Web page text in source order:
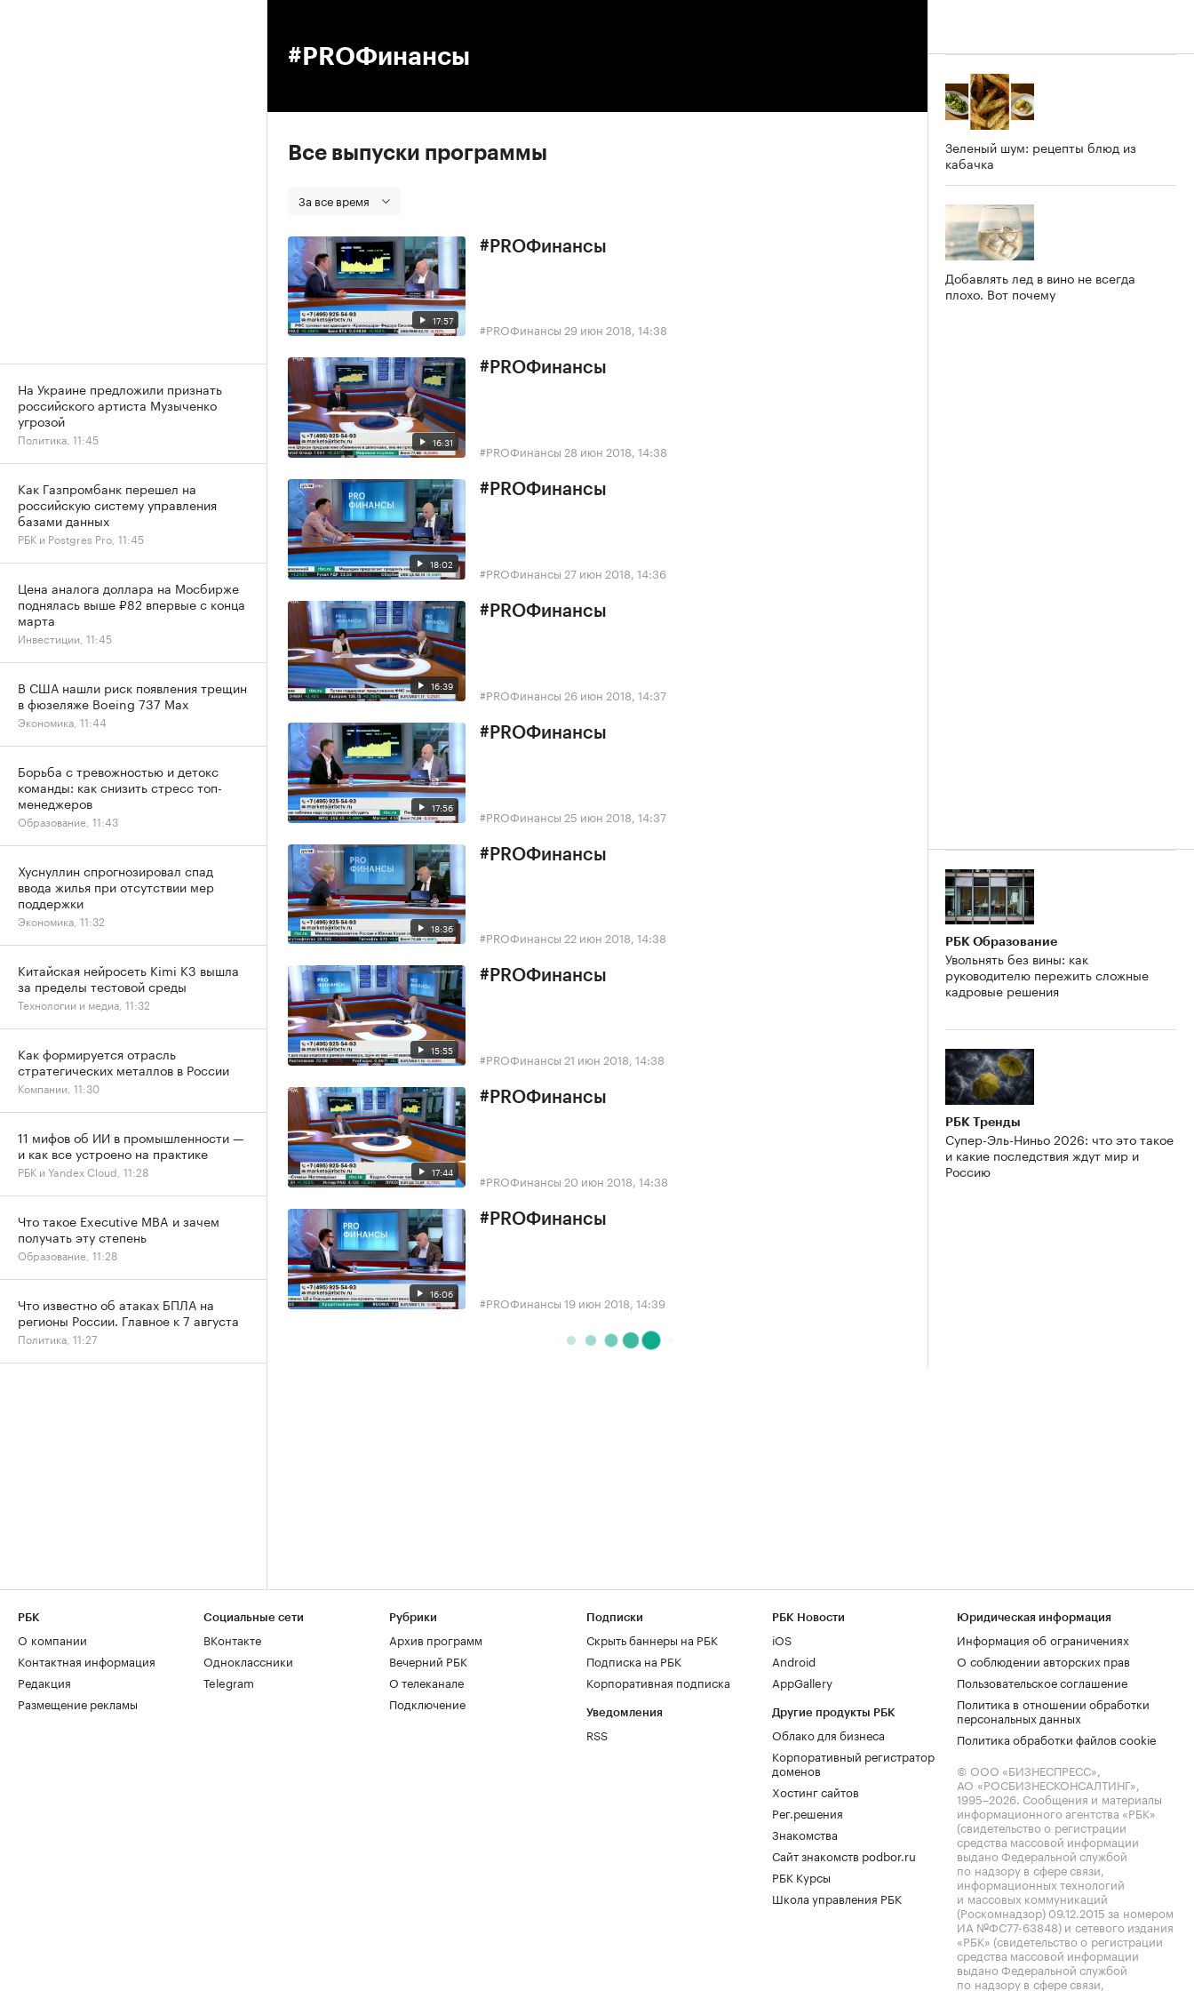
#PROФинансы
Все выпуски программы
За все время
17:57
#PROФинансы
#PROФинансы 29 июн 2018, 14:38
16:31
#PROФинансы
#PROФинансы 28 июн 2018, 14:38
18:02
#PROФинансы
#PROФинансы 27 июн 2018, 14:36
16:39
#PROФинансы
#PROФинансы 26 июн 2018, 14:37
17:56
#PROФинансы
#PROФинансы 25 июн 2018, 14:37
18:36
#PROФинансы
#PROФинансы 22 июн 2018, 14:38
15:55
#PROФинансы
#PROФинансы 21 июн 2018, 14:38
17:44
#PROФинансы
#PROФинансы 20 июн 2018, 14:38
16:06
#PROФинансы
#PROФинансы 19 июн 2018, 14:39
Зеленый шум: рецепты блюд из
кабачка
Добавлять лед в вино не всегда
плохо. Вот почему
РБК Образование
Увольнять без вины: как
руководителю пережить сложные
кадровые решения
РБК Тренды
Супер-Эль-Ниньо 2026: что это такое
и какие последствия ждут мир и
Россию
На Украине предложили признать
российского артиста Музыченко
угрозой
Политика, 11:45
Как Газпромбанк перешел на
российскую систему управления
базами данных
РБК и Postgres Pro, 11:45
Цена аналога доллара на Мосбирже
поднялась выше ₽82 впервые с конца
марта
Инвестиции, 11:45
В США нашли риск появления трещин
в фюзеляже Boeing 737 Max
Экономика, 11:44
Борьба с тревожностью и детокс
команды: как снизить стресс топ-
менеджеров
Образование, 11:43
Хуснуллин спрогнозировал спад
ввода жилья при отсутствии мер
поддержки
Экономика, 11:32
Китайская нейросеть Kimi K3 вышла
за пределы тестовой среды
Технологии и медиа, 11:32
Как формируется отрасль
стратегических металлов в России
Компании, 11:30
11 мифов об ИИ в промышленности —
и как все устроено на практике
РБК и Yandex Cloud, 11:28
Что такое Executive MBA и зачем
получать эту степень
Образование, 11:28
Что известно об атаках БПЛА на
регионы России. Главное к 7 августа
Политика, 11:27
РБК
О компании
Контактная информация
Редакция
Размещение рекламы
Социальные сети
ВКонтакте
Одноклассники
Telegram
Рубрики
Архив программ
Вечерний РБК
О телеканале
Подключение
Подписки
Скрыть баннеры на РБК
Подписка на РБК
Корпоративная подписка
Уведомления
RSS
РБК Новости
iOS
Android
AppGallery
Другие продукты РБК
Облако для бизнеса
Корпоративный регистратор
доменов
Хостинг сайтов
Рег.решения
Знакомства
Сайт знакомств podbor.ru
РБК Курсы
Школа управления РБК
Юридическая информация
Информация об ограничениях
О соблюдении авторских прав
Пользовательское соглашение
Политика в отношении обработки
персональных данных
Политика обработки файлов cookie
© ООО «БИЗНЕСПРЕСС»,
АО «РОСБИЗНЕСКОНСАЛТИНГ»,
1995–2026. Сообщения и материалы
информационного агентства «РБК»
(свидетельство о регистрации
средства массовой информации
выдано Федеральной службой
по надзору в сфере связи,
информационных технологий
и массовых коммуникаций
(Роскомнадзор) 09.12.2015 за номером
ИА №ФС77-63848) и сетевого издания
«РБК» (свидетельство о регистрации
средства массовой информации
выдано Федеральной службой
по надзору в сфере связи,